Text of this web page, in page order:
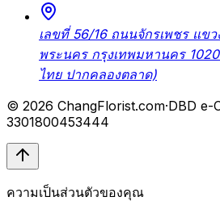
เลขที่ 56/16 ถนนจักรเพชร แข
พระนคร กรุงเทพมหานคร
ไทย ปากคลองตลาด)
© 2026 ChangFlorist.com·DBD e-
3301800453444
ความเป็นส่วนตัวของคุณ